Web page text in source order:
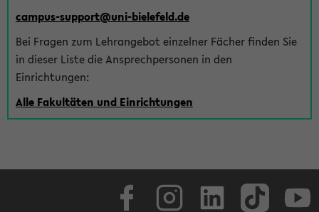
campus-support@uni-bielefeld.de
Bei Fragen zum Lehrangebot einzelner Fächer finden Sie
in dieser Liste die Ansprechpersonen in den
Einrichtungen:
Alle Fakultäten und Einrichtungen